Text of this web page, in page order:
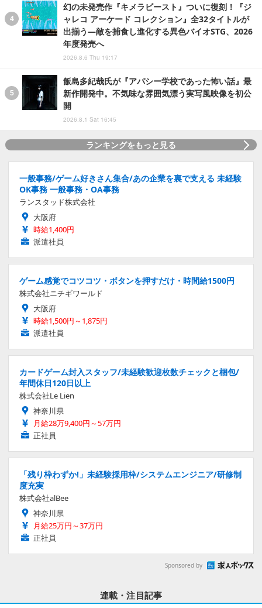
幻の未発売作『キメラビースト』ついに復刻！『ジ
ャレコ アーケード コレクション』全32タイトルが
出揃う―敵を捕食し進化する異色バイオSTG、2026
年度発売へ
2026.8.6 Thu 19:17
飯島多紀哉氏が『アパシー学校であった怖い話』最
新作開発中。不気味な雰囲気漂う実写風映像を初公
開
2026.8.1 Sat 16:45
ランキングをもっと見る
一般事務/ゲーム好きさん集合/あの企業を裏で支える 未経験
OK事務 一般事務・OA事務
ランスタッド株式会社
大阪府
時給1,400円
派遣社員
ゲーム感覚でコツコツ・ボタンを押すだけ・時間給1500円
株式会社ニチギワールド
大阪府
時給1,500円～1,875円
派遣社員
カードゲーム封入スタッフ/未経験歓迎枚数チェックと梱包/
年間休日120日以上
株式会社Le Lien
神奈川県
月給28万9,400円～57万円
正社員
「残り枠わずか!」未経験採用枠/システムエンジニア/研修制
度充実
株式会社alBee
神奈川県
月給25万円～37万円
正社員
Sponsored by
連載・注目記事